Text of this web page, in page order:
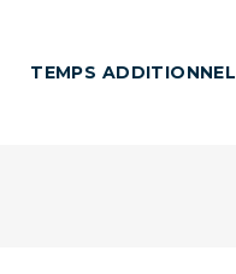
TEMPS ADDITIONNEL